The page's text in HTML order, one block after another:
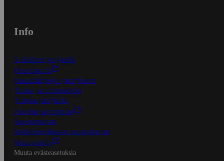
Info
S-Business yrityksille
Oiva-raportit
Osuuskauppojen yhteystiedot
Tilaus- ja toimitusehdot
Tietosuojakäytäntö
Palvelun käyttöehdot
Saavutettavuus
Mobiilisovelluksen saavutettavuus
Mainostajalle
Muuta evästeasetuksia